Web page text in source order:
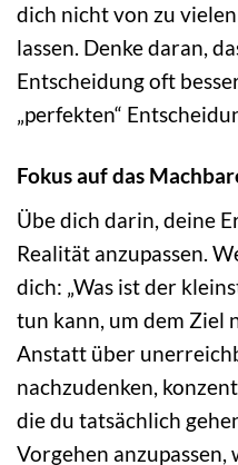
dich nicht von zu
lassen. Denke daran,
Entscheidung oft
„perfekten“
Fokus auf das
Übe dich darin, deine
Realität anzupassen.
dich: „Was ist der
tun kann, um dem Ziel
Anstatt über
nachzudenken,
die du tatsächlich
Vorgehen